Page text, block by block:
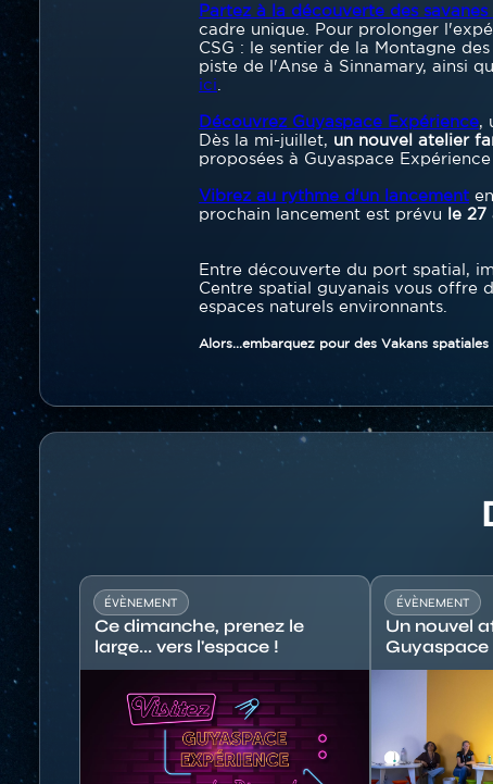
Partez à la découverte des savanes
cadre unique. Pour prolonger
CSG : le sentier de la Montagne
piste de l'Anse à Sinnamary, ainsi
ici
Découvrez Guyaspace Expérience,
Dès la mi-juillet, un nouvel atelier
proposées à Guyaspace
Vibrez au rythme d'un lancement
prochain lancement est prévu le 27
Entre découverte du port spatial,
Centre spatial guyanais vous offre
espaces naturels environnants.
Alors...embarquez pour des Vakans
ÉVÈNEMENT
Ce dimanche, prenez le
large... vers l'espace !
ÉVÈNEMENT
Un nouvel
Guyaspace